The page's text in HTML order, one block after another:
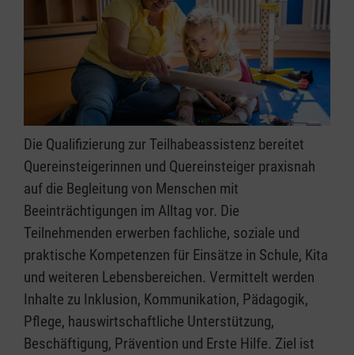
Die Qualifizierung zur Teilhabeassistenz bereitet
Quereinsteigerinnen und Quereinsteiger praxisnah
auf die Begleitung von Menschen mit
Beeinträchtigungen im Alltag vor. Die
Teilnehmenden erwerben fachliche, soziale und
praktische Kompetenzen für Einsätze in Schule, Kita
und weiteren Lebensbereichen. Vermittelt werden
Inhalte zu Inklusion, Kommunikation, Pädagogik,
Pflege, hauswirtschaftliche Unterstützung,
Beschäftigung, Prävention und Erste Hilfe. Ziel ist